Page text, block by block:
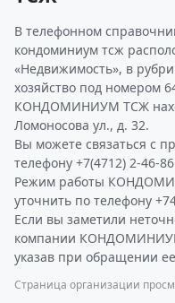
В телефонном
кондоминиум тсж
«Недвижимость», в
хозяйство под номером
КОНДОМИНИУМ ТСЖ
Ломоносова ул., д. 32.
Вы можете связаться с
телефону +7(4712) 2-46-
Режим работы
уточнить по телефону
Если вы заметили
компании
указав при обращении
Страница организации